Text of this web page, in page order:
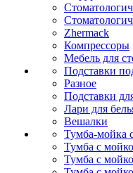
Zhermack
Компрессоры
Мебель для
Подставки
Разное
Подставки
Лари для
Вешалки
Тумба-
Тумба с
Тумба с